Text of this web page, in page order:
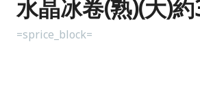
水晶冰卷(熟)(大)
=sprice_block=